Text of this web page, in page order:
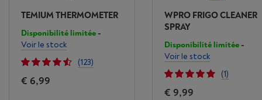
TEMIUM THERMOMETER
Disponibilité limitée-
Voir le stock
(123)
€ 6,99
WPRO FRIGO CLEANER
SPRAY
Disponibilité limitée-
Voir le stock
(1)
€ 9,99